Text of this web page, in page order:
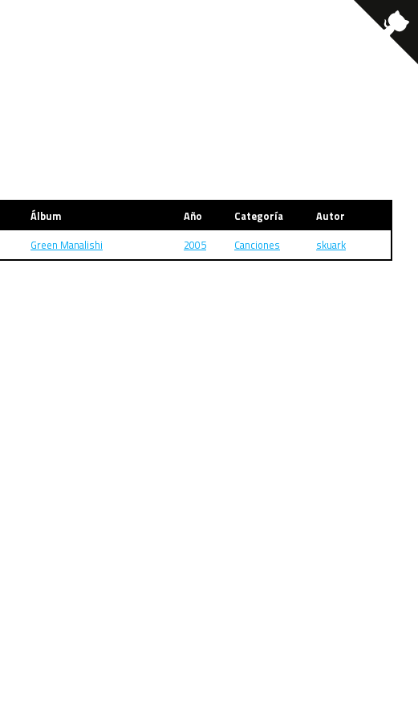
Álbum Año Categoría
Autor
Green Manalishi 2005 Canciones skuark